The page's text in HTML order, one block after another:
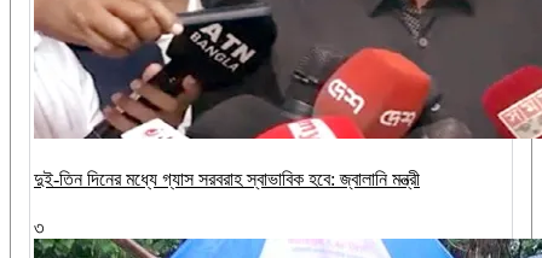
দুই-তিন দিনের মধ্যে গ্যাস সরবরাহ স্বাভাবিক হবে: জ্বালানি মন্ত্রী
৩